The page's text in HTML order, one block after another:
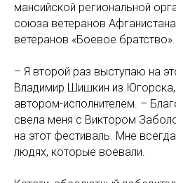
мансийской региональной
союза ветеранов
ветеранов «Боевое братство».
– Я второй раз выступаю на
Владимир Шишкин из
автором-исполнителем. –
свела меня с Виктором
на этот фестиваль. Мне
людях, которые воевали.